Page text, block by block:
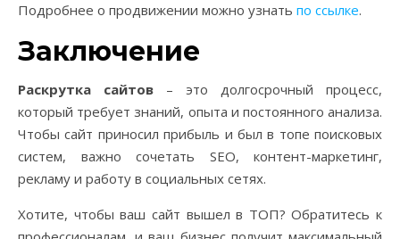
Подробнее о продвижении можно узнать по ссылке.
Заключение
Раскрутка сайтов – это долгосрочный процесс,
который требует знаний, опыта и постоянного анализа.
Чтобы сайт приносил прибыль и был в топе поисковых
систем, важно сочетать SEO, контент-маркетинг,
рекламу и работу в социальных сетях.
Хотите, чтобы ваш сайт вышел в ТОП? Обратитесь к